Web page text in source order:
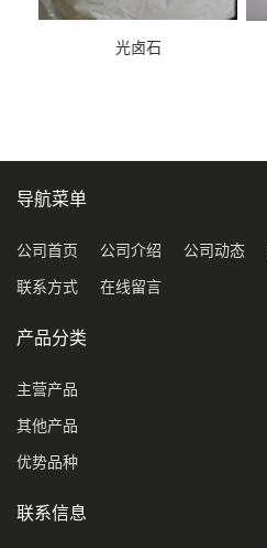
光卤石
导航菜单
公司首页 公司介绍 公司动态
联系方式 在线留言
产品分类
主营产品
其他产品
优势品种
联系信息